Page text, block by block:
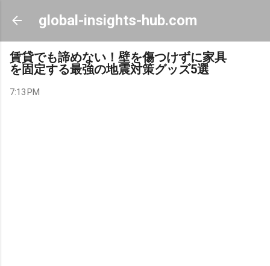
Skip to main content
global-insights-hub.com
賃貸でも諦めない！壁を傷つけずに家具
を固定する最強の地震対策グッズ5選
7:13 PM